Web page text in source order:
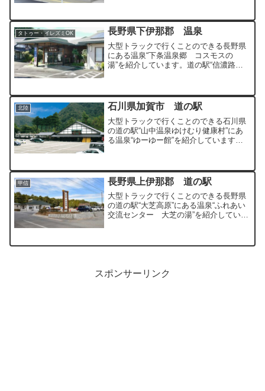
タトゥー・イレズミOK 長野県下伊那郡 温泉
大型トラックで行くことのできる長野県
にある温泉“下条温泉郷 コスモスの
湯”を紹介しています。道の駅“信濃路下
北陸 石川県加賀市 道の駅
大型トラックで行くことのできる石川県
の道の駅“山中温泉ゆけむり健康村”にあ
る温泉“ゆーゆー館”を紹介しています。
甲信 長野県上伊那郡 道の駅
大型トラックで行くことのできる長野県
の道の駅“大芝高原”にある温泉“ふれあい
交流センター 大芝の湯”を紹介していま
スポンサーリンク